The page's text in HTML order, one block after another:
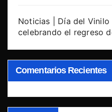
Noticias | Día del
celebrando el regreso
Comentarios Recientes